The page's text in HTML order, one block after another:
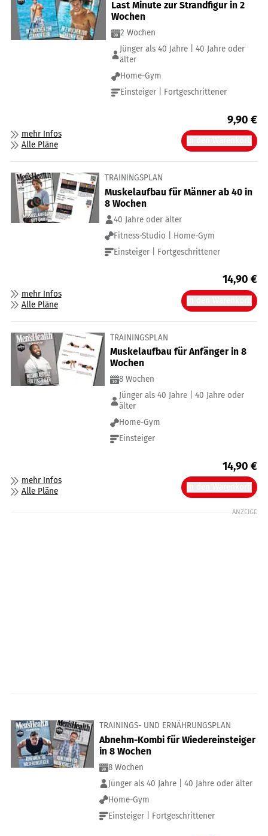
Last Minute zur Strandfigur in 2
Wochen
2 Wochen
Jünger als 40 Jahre | 40 Jahre oder
älter
Home-Gym
Einsteiger | Fortgeschrittener
mehr Infos
Alle Pläne
9,90 €
TRAININGSPLAN
Muskelaufbau für Männer ab 40 in
8 Wochen
40 Jahre oder älter
Fitness-Studio | Home-Gym
Einsteiger | Fortgeschrittener
mehr Infos
Alle Pläne
14,90 €
TRAININGSPLAN
Muskelaufbau für Anfänger in 8
Wochen
8 Wochen
Jünger als 40 Jahre | 40 Jahre oder
älter
Home-Gym
Einsteiger
mehr Infos
Alle Pläne
14,90 €
ANZEIGE
TRAININGS- UND ERNÄHRUNGSPLAN
Abnehm-Kombi für Wiedereinsteiger
in 8 Wochen
8 Wochen
Jünger als 40 Jahre | 40 Jahre oder älter
Home-Gym
Einsteiger | Fortgeschrittener